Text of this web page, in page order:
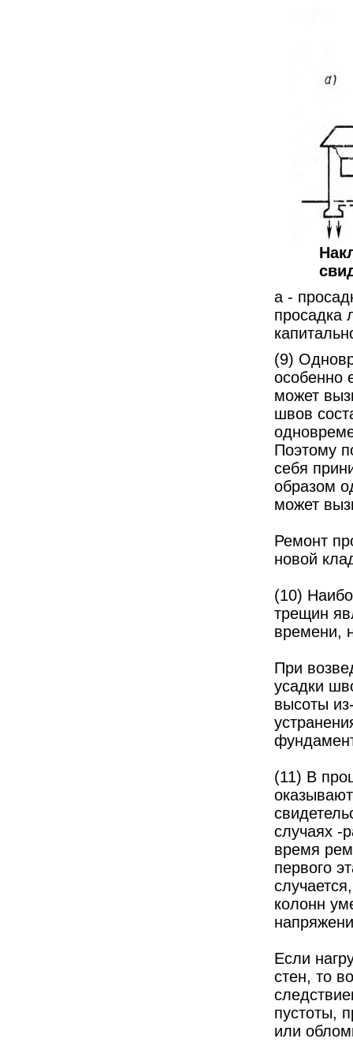
а -
просадка
(9)
особенно
может
швов
Поэтому
себя
образом
может
Ремонт
новой
(10)
трещин
времени,
При
усадки
высоты
(11) В
случаях -
время
первого
колонн
Если
стен, то
пустоты,
или